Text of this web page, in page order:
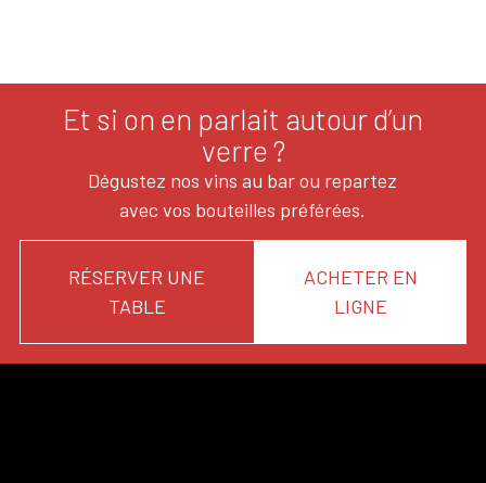
Et si on en parlait autour d’un
verre ?
Dégustez nos vins au bar ou repartez
avec vos bouteilles préférées.
RÉSERVER UNE
TABLE
ACHETER EN
LIGNE